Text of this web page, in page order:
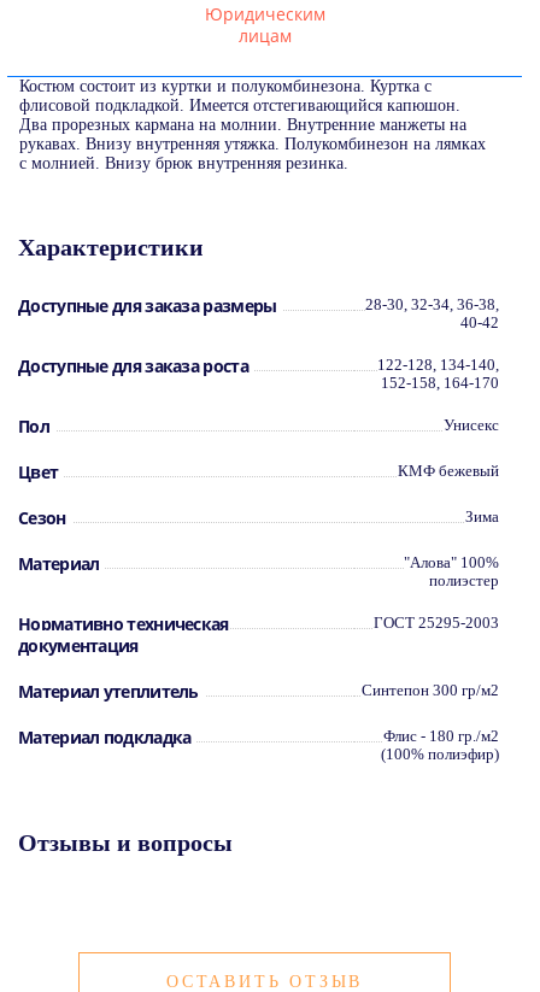
Юридическим
лицам
Костюм состоит из куртки и полукомбинезона. Куртка с
флисовой подкладкой. Имеется отстегивающийся капюшон.
Два прорезных кармана на молнии. Внутренние манжеты на
рукавах. Внизу внутренняя утяжка. Полукомбинезон на лямках
с молнией. Внизу брюк внутренняя резинка.
Характеристики
Доступные для заказа размеры
28-30, 32-34, 36-38,
40-42
Доступные для заказа роста
122-128, 134-140,
152-158, 164-170
Пол Унисекс
Цвет КМФ бежевый
Сезон Зима
Материал
"Алова" 100%
полиэстер
Нормативно техническая
документация
ГОСТ 25295-2003
Материал утеплитель Синтепон 300 гр/м2
Материал подкладка
Флис - 180 гр./м2
(100% полиэфир)
Отзывы и вопросы
ОСТАВИТЬ ОТЗЫВ